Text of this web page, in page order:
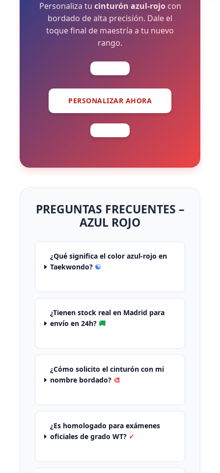
Personaliza tu cinturón azul-rojocon
bordado de alta precisión. Dale el
toque final de maestría a tu nuevo
rango.
PERSONALIZAR AHORA
PREGUNTAS FRECUENTES –
AZUL ROJO
¿Qué significa el color azul-rojo en
Taekwondo? ☯️
¿Tienen stock real en Madrid para
envío en 24h?🚚
¿Cómo solicito el cinturón con mi
nombre bordado? 🎨
¿Es homologado para exámenes
oficiales de grado WT? ✓